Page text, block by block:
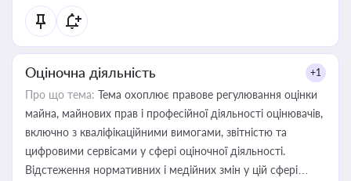
Оціночна діяльність +1
Про що тема: Тема охоплює правове регулювання оцінки
майна, майнових прав і професійної діяльності оцінювачів,
включно з кваліфікаційними вимогами, звітністю та
цифровими сервісами у сфері оціночної діяльності.
Відстеження нормативних і медійних змін у цій сфері